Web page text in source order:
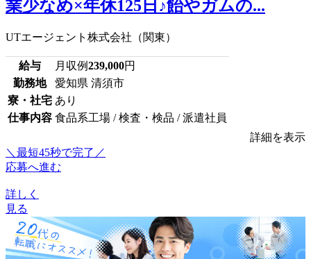
業少なめ×年休125日♪飴やガムの...
UTエージェント株式会社（関東）
給与 月収例239,000円
勤務地
愛知県 清須市
寮・社宅 あり
仕事内容 食品系工場 / 検査・検品 / 派遣社員
詳細を表示
＼最短45秒で完了／
応募へ進む
詳しく
見る